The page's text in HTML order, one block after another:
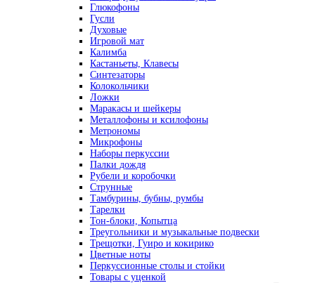
Глюкофоны
Гусли
Духовые
Игровой мат
Калимба
Кастаньеты, Клавесы
Синтезаторы
Колокольчики
Ложки
Маракасы и шейкеры
Металлофоны и ксилофоны
Метрономы
Микрофоны
Наборы перкуссии
Палки дождя
Рубели и коробочки
Струнные
Тамбурины, бубны, румбы
Тарелки
Тон-блоки, Копытца
Треугольники и музыкальные подвески
Трещотки, Гуиро и кокирико
Цветные ноты
Перкуссионные столы и стойки
Товары с уценкой